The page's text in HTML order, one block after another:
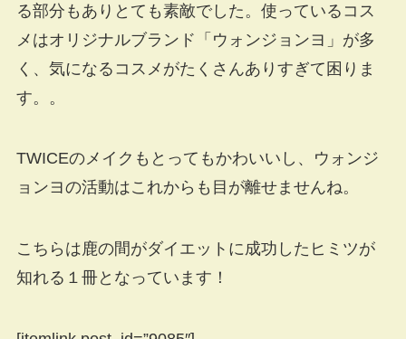
る部分もありとても素敵でした。使っているコス
メはオリジナルブランド「ウォンジョンヨ」が多
く、気になるコスメがたくさんありすぎて困りま
す。。
TWICEのメイクもとってもかわいいし、ウォンジ
ョンヨの活動はこれからも目が離せませんね。
こちらは鹿の間がダイエットに成功したヒミツが
知れる１冊となっています！